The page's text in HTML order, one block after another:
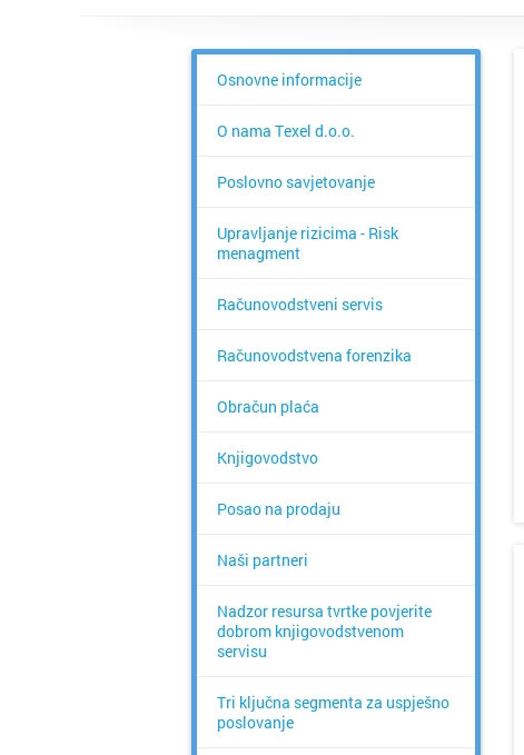
Osnovne informacije
O nama Texel d.o.o.
Poslovno savjetovanje
Upravljanje rizicima - Risk
menagment
Računovodstveni servis
Računovodstvena forenzika
Obračun plaća
Knjigovodstvo
Posao na prodaju
Naši partneri
Nadzor resursa tvrtke povjerite
dobrom knjigovodstvenom
servisu
Tri ključna segmenta za uspješno
poslovanje